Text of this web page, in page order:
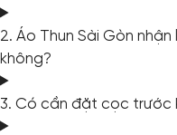
2. Áo Thun Sài Gòn
không?
3. Có cần đặt cọc trước